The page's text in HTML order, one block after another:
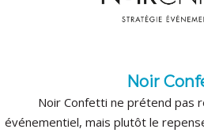
Noir
Noir Confetti ne prétend pas
événementiel, mais plutôt le